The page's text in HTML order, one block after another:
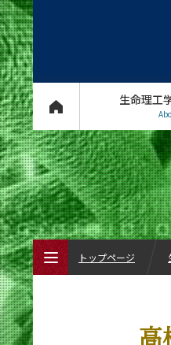
生命理工
高
トップページ
生命理工学系について